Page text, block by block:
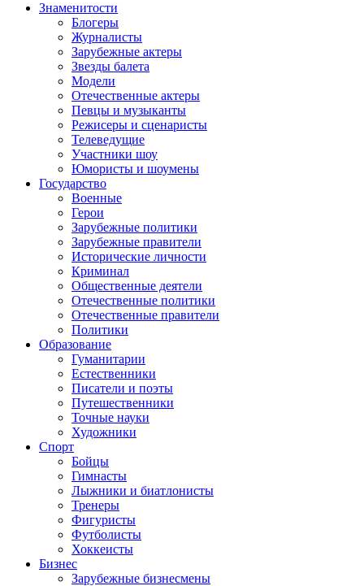
Знаменитости
Блогеры
Журналисты
Зарубежные актеры
Звезды балета
Модели
Отечественные актеры
Певцы и музыканты
Режисеры и сценаристы
Телеведущие
Участники шоу
Юмористы и шоумены
Государство
Военные
Герои
Зарубежные политики
Зарубежные правители
Исторические личности
Криминал
Общественные деятели
Отечественные политики
Отечественные правители
Политики
Образование
Гуманитарии
Естественники
Писатели и поэты
Путешественники
Точные науки
Художники
Спорт
Бойцы
Гимнасты
Лыжники и биатлонисты
Тренеры
Фигуристы
Футболисты
Хоккеисты
Бизнес
Зарубежные бизнесмены